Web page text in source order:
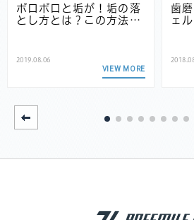
ポロポロと垢が！垢の落
とし方とは？この方法…
2019.08.06
VIEW MORE
歯
ェ